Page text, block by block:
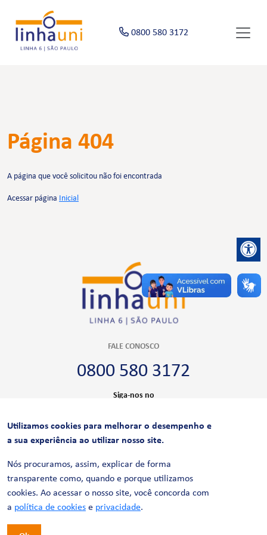
0800 580 3172
Página 404
A página que você solicitou não foi encontrada
Acessar página Inicial
FALE CONOSCO
0800 580 3172
Siga-nos no
CERTIFICAÇÕES
Utilizamos cookies para melhorar o desempenho e
a sua experiência ao utilizar nosso site.
Nós procuramos, assim, explicar de forma
transparente como, quando e porque utilizamos
cookies. Ao acessar o nosso site, você concorda com
a política de cookies e privacidade.